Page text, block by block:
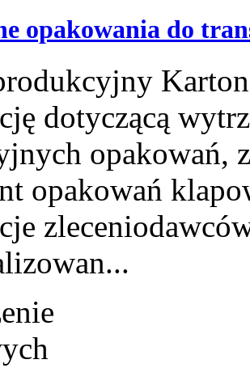
opakowania do
dotyczącą
opakowań,
opakowań